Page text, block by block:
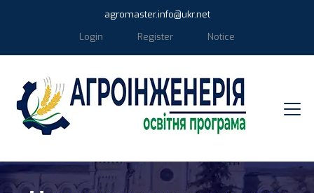
agromaster.info@ukr.net
Login
Register Notice